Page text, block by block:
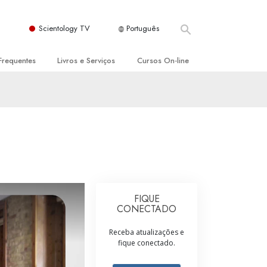
Scientology TV Português
Livros e Serviços
Introdutórios
Cursos On‑line
Ajudas para Doenças e Ferimentos
Integridade e Honestidade
FIQUE
CONECTADO
Receba atualizações e
fique conectado.